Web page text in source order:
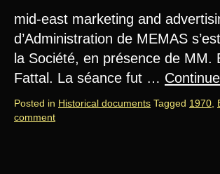
mid-east marketing and
d’Administration de MEMAS
la Société, en présence de
Fattal. La séance fut …
Posted in Historical documents Tagged 1970
comment